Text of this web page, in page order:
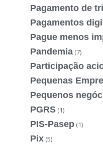
Pagamento de
Pagamentos
Pague menos
Pandemia (7)
Participação
Pequenas
Pequenos
PGRS (1)
PIS-Pasep (1)
Pix (5)